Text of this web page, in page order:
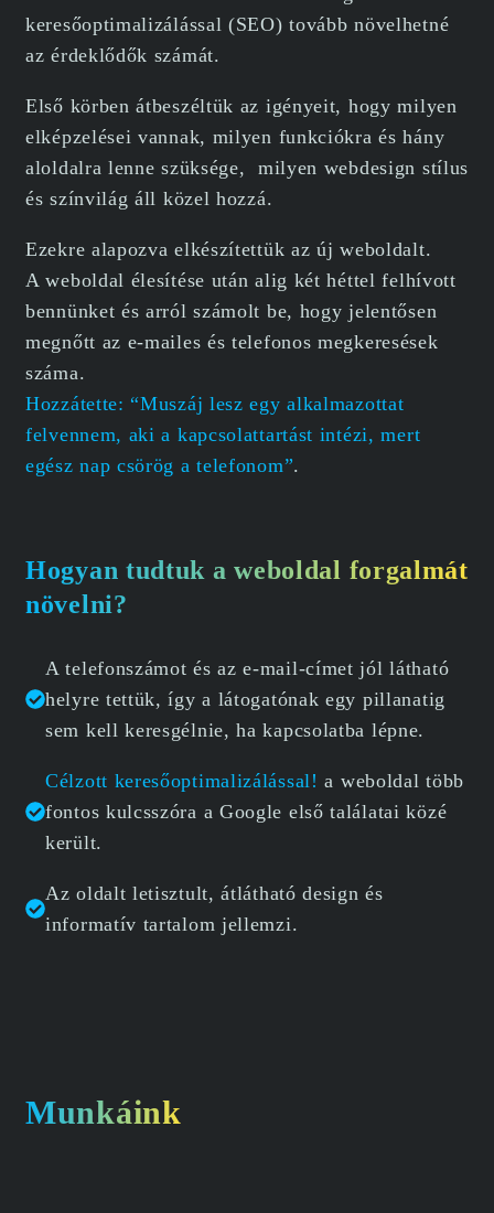
keresőoptimalizálással (SEO) tovább növelhetné
az érdeklődők számát.
Első körben átbeszéltük az igényeit, hogy milyen
elképzelései vannak, milyen funkciókra és hány
aloldalra lenne szüksége, milyen webdesign stílus
és színvilág áll közel hozzá.
Ezekre alapozva elkészítettük az új weboldalt.
A weboldal élesítése után alig két héttel felhívott
bennünket és arról számolt be, hogy jelentősen
megnőtt az e-mailes és telefonos megkeresések
száma.
Hozzátette: “Muszáj lesz egy alkalmazottat
felvennem, aki a kapcsolattartást intézi, mert
egész nap csörög a telefonom”.
Hogyan tudtuk a weboldal forgalmát
növelni?
A telefonszámot és az e-mail-címet jól látható
helyre tettük, így a látogatónak egy pillanatig
sem kell keresgélnie, ha kapcsolatba lépne.
Célzott keresőoptimalizálással! a weboldal több
fontos kulcsszóra a Google első találatai közé
került.
Az oldalt letisztult, átlátható design és
informatív tartalom jellemzi.
Munkáink